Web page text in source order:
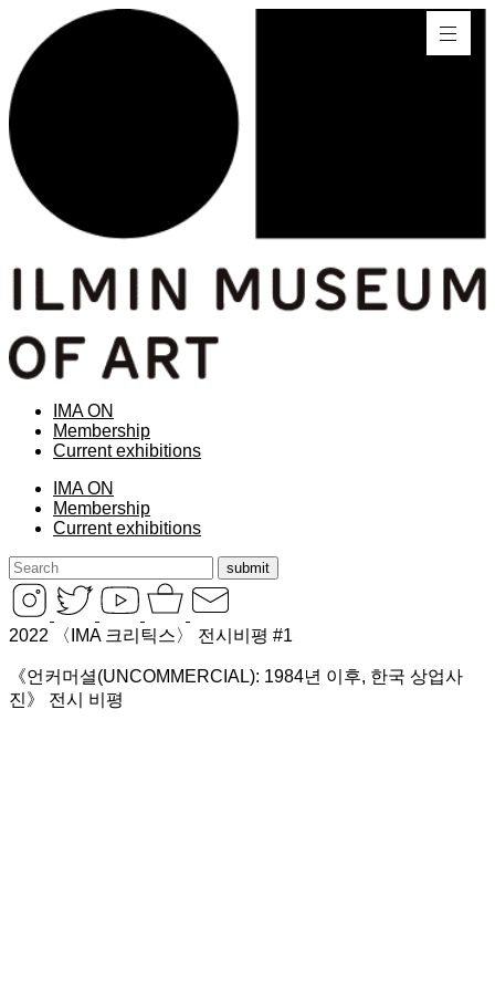
IMA ON
Membership
Current exhibitions
IMA ON
Membership
Current exhibitions
2022 〈 IMA크리틱스〉 전시비평 #1
《언커머셜(UNCOMMERCIAL): 1984년 이후, 한국 상업사
진》 전시 비평